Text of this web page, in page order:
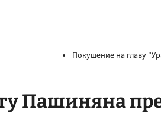
Покушение на главу
Пашиняна